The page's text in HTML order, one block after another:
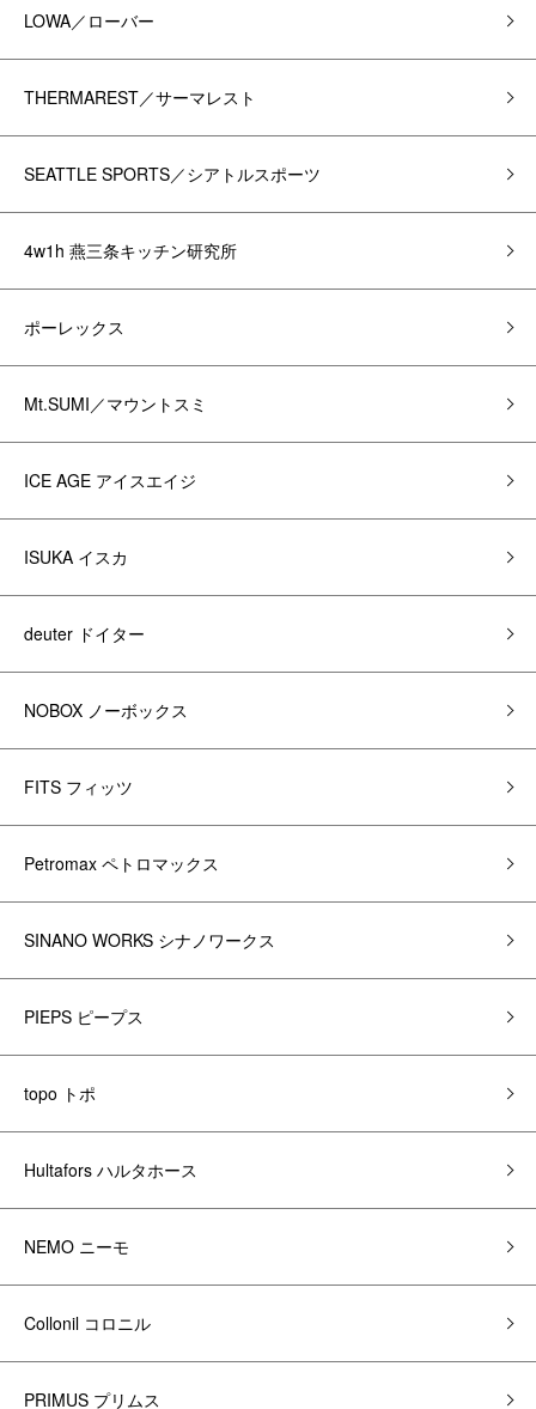
LOWA／ローバー
THERMAREST／サーマレスト
SEATTLE SPORTS／シアトルスポーツ
4w1h 燕三条キッチン研究所
ポーレックス
Mt.SUMI／マウントスミ
ICE AGE アイスエイジ
ISUKA イスカ
deuter ドイター
NOBOX ノーボックス
FITS フィッツ
Petromax ペトロマックス
SINANO WORKS シナノワークス
PIEPS ピープス
topo トポ
Hultafors ハルタホース
NEMO ニーモ
Collonil コロニル
PRIMUS プリムス